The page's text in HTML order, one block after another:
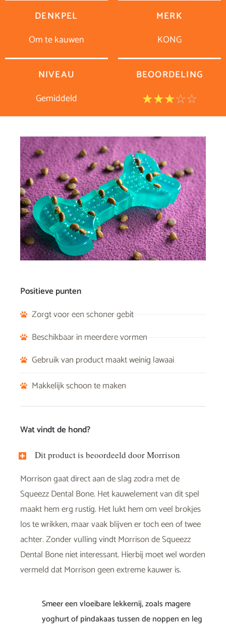
DENKPEL
Om te kauwen
MERK
KONG
NIVEAU
Gemiddeld
BEOORDELING
☆☆☆☆☆
3
5
Positieve punten
Zorgt voor een schoner gebit
Beschikbaar in meerdere vormen
Gebruik van product maakt weinig lawaai
Makkelijk schoon te maken
Wat vindt de hond?
Dit product is beoordeeld door Morrison
Morrison gaat direct aan de slag zodra met de
Squeezz Dental Bone. Het kauwelement van dit spel
maakt hem erg rustig. Het lukt hem om veel brokjes
los te wrikken, maar vaak blijven er toch een of twee
achter. Zonder vulling vindt Morrison de Squeezz
Dental Bone niet interessant. Hierbij moet wel worden
vermeld dat Morrison geen extreme kauwer is.
Smeer een vloeibare lekkernij, zoals magere
yoghurt of pindakaas tussen de noppen en leg